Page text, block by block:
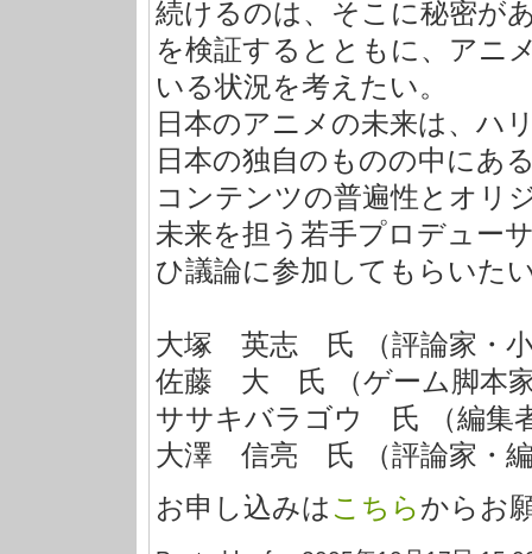
続けるのは、そこに秘密が
を検証するとともに、アニ
いる状況を考えたい。
日本のアニメの未来は、ハ
日本の独自のものの中にあ
コンテンツの普遍性とオリ
未来を担う若手プロデュー
ひ議論に参加してもらいた
大塚 英志 氏 （評論家・小
佐藤 大 氏 （ゲーム脚本
ササキバラゴウ 氏 （編集
大澤 信亮 氏 （評論家・編
お申し込みはこちらからお